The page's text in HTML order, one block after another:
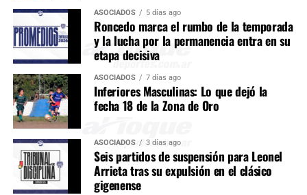
ASOCIADOS 5 días ago
Roncedo marca el rumbo de la temporada
y la lucha por la permanencia entra en su
etapa decisiva
ASOCIADOS 7 días ago
Inferiores Masculinas: Lo que dejó la
fecha 18 de la Zona de Oro
ASOCIADOS 3 días ago
Seis partidos de suspensión para Leonel
Arrieta tras su expulsión en el clásico
gigenense